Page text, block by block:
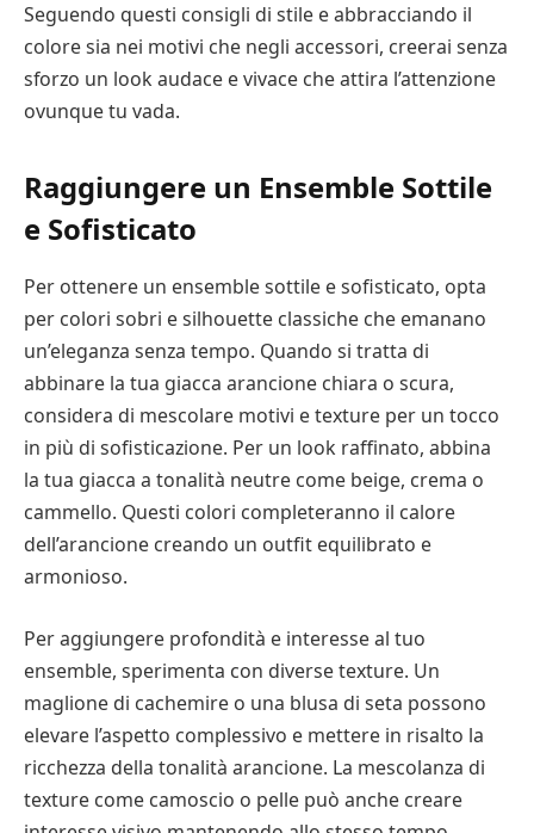
Seguendo questi consigli di stile e abbracciando il
colore sia nei motivi che negli accessori, creerai senza
sforzo un look audace e vivace che attira l’attenzione
ovunque tu vada.
Raggiungere un Ensemble Sottile
e Sofisticato
Per ottenere un ensemble sottile e sofisticato, opta
per colori sobri e silhouette classiche che emanano
un’eleganza senza tempo. Quando si tratta di
abbinare la tua giacca arancione chiara o scura,
considera di mescolare motivi e texture per un tocco
in più di sofisticazione. Per un look raffinato, abbina
la tua giacca a tonalità neutre come beige, crema o
cammello. Questi colori completeranno il calore
dell’arancione creando un outfit equilibrato e
armonioso.
Per aggiungere profondità e interesse al tuo
ensemble, sperimenta con diverse texture. Un
maglione di cachemire o una blusa di seta possono
elevare l’aspetto complessivo e mettere in risalto la
ricchezza della tonalità arancione. La mescolanza di
texture come camoscio o pelle può anche creare